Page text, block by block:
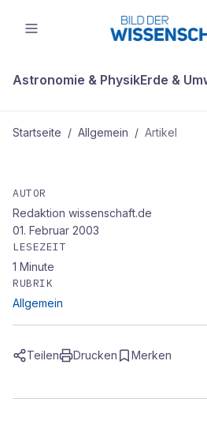
Astronomie & PhysikErde &
Startseite / Allgemein / Artikel
Die Geisterhand im
AUTOR
Redaktion wissenschaft.de
01. Februar 2003
LESEZEIT
1 Minute
RUBRIK
Allgemein
Teilen Drucken Merken